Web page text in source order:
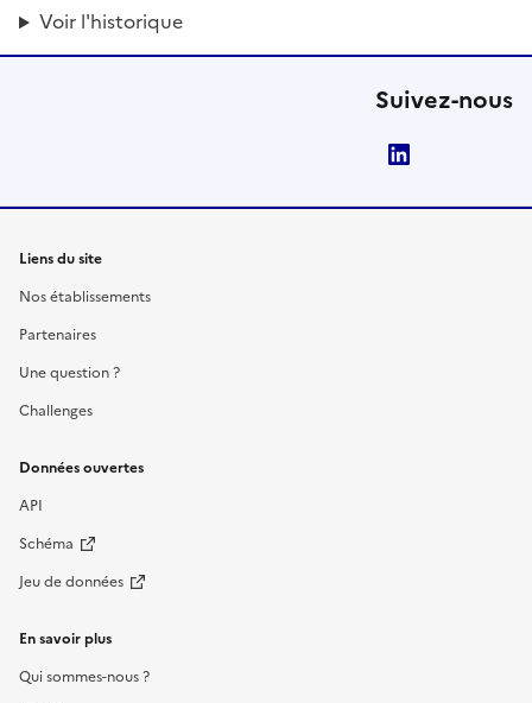
Voir l'historique
Suivez-nous
Liens du site
Nos établissements
Partenaires
Une question ?
Challenges
Données ouvertes
API
Schéma
Jeu de données
En savoir plus
Qui sommes-nous ?